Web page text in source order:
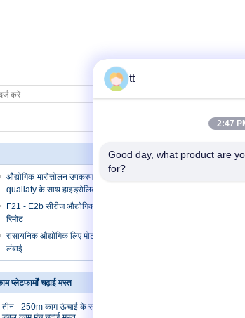
औद्योगिक भारोत्तोलन उपकरण वाहन प्रस्तावक कम कीमत और उच्च
qualiaty के साथ हाइड्रोलिक जैक स्थिति
F21 - E2b सीरीज औद्योगिक निलंबित मंच भागों लहरा वायरलेस रेडियो
रिमोट
रासायनिक औद्योगिक लिए मोटर शाफ्ट भारी स्टील फोर्जिंग, 15000mm
लंबाई
प्लेटफार्मों चढ़ाई मस्त
तीन - 250m काम ऊंचाई के साथ चरण
tt
2:47
Good day, what product are
for?